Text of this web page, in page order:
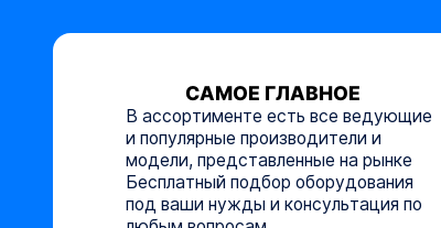
САМОЕ ГЛАВНОЕ
В ассортименте есть все ведующие
и популярные производители и
модели, представленные на рынке
Бесплатный подбор оборудования
под ваши нужды и консультация по